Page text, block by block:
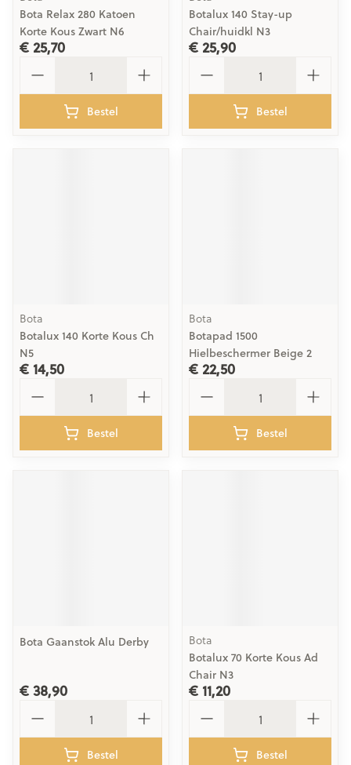
Bota Relax 280 Katoen
Korte Kous Zwart N6
€ 25,70
Bestel
Botalux 140 Stay-up
Chair/huidkl N3
€ 25,90
Bestel
Bota
Botalux 140 Korte Kous Ch
N5
€ 14,50
Bestel
Bota
Botapad 1500
Hielbeschermer Beige 2
€ 22,50
Bestel
Bota Gaanstok Alu Derby
€ 38,90
Bestel
Bota
Botalux 70 Korte Kous Ad
Chair N3
€ 11,20
Bestel